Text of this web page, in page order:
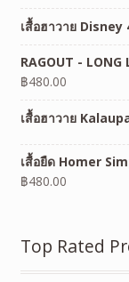
เสื้อฮาวาย Disney
RAGOUT - LONG
฿480.00
เสื้อฮาวาย
เสื้อยืด Homer
฿480.00
Top Rated